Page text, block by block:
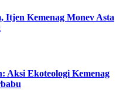
Kemenag Monev Asta
Aksi Ekoteologi Kemenag